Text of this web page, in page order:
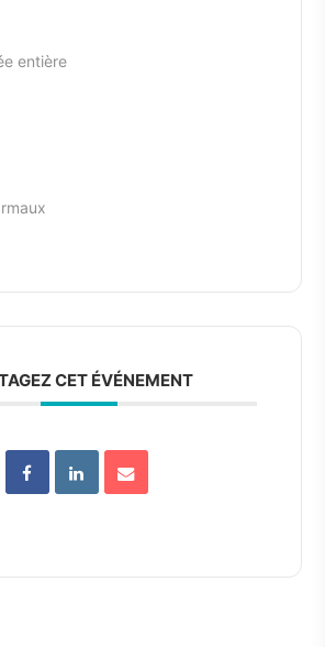
entière
CET ÉVÉNEMENT